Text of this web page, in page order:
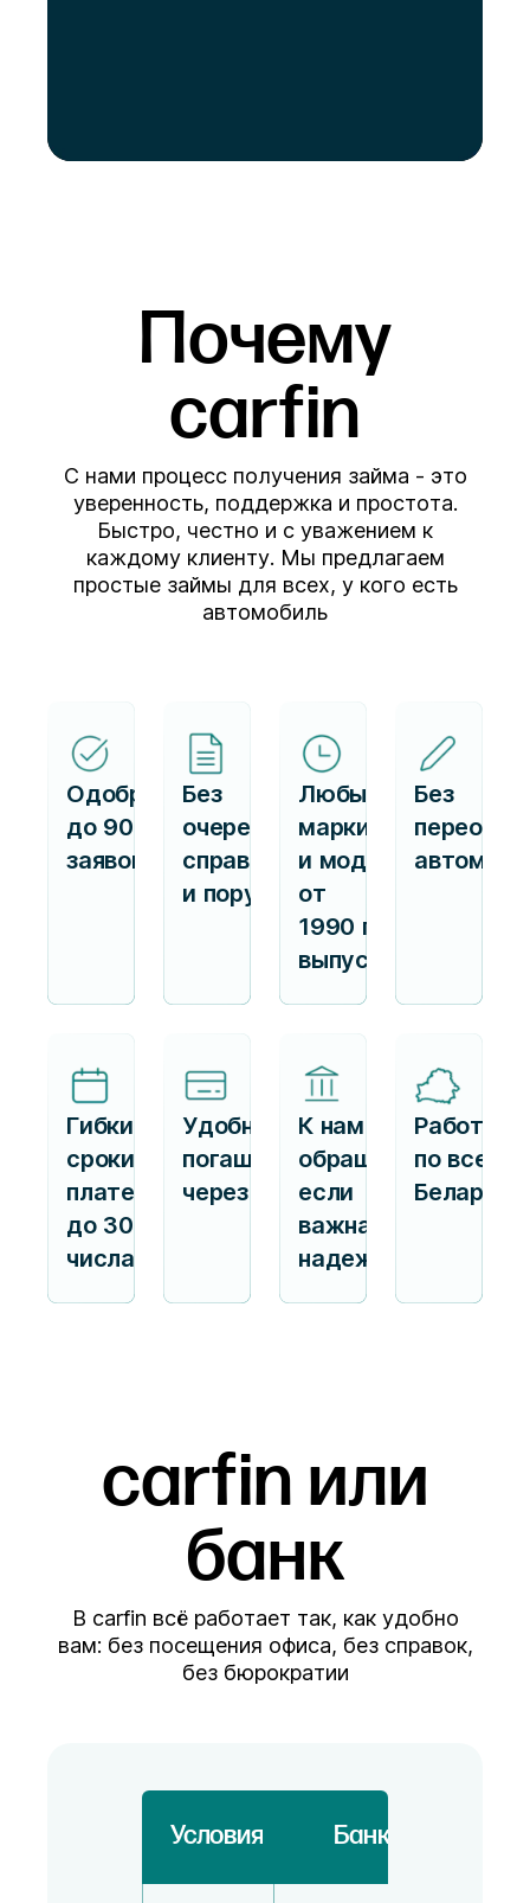
Почему
carfin
С нами процесс получения займа - это
уверенность, поддержка и простота.
Быстро, честно и с уважением к
каждому клиенту. Мы предлагаем
простые займы для всех, у кого есть
автомобиль
Одобряем
до 90%
заявок
Без
очередей,
справок
и поручителей
Любые
марки
и модели
от
1990 г.
выпуска
Без
Гибкие
сроки
платежа —
до 30
числа
Удобное
погашение
через ЕРИП
К нам
обращаются,
если
важна
надежность
Работаем
по всей
Беларуси
carfin или
банк
В carfin всё работает так, как удобно
вам: без посещения офиса, без справок,
без бюрократии
Условия Банк